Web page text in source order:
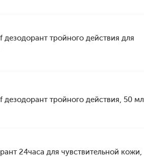
тройного действия для
дезодорант тройного действия, 50 мл
24часа для чувствительной кожи,